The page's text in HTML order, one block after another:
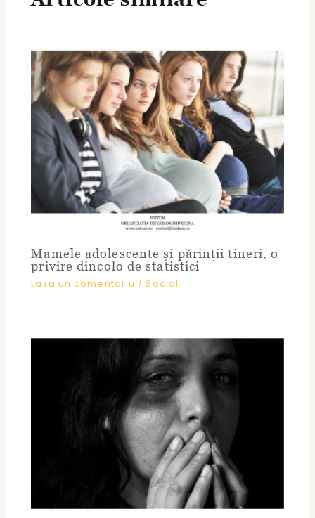
Mamele adolescente și părinții tineri, o
privire dincolo de statistici
Lasa un comentariu /Social